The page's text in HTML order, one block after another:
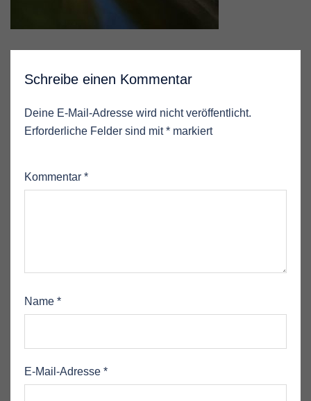
Schreibe einen Kommentar
Deine E-Mail-Adresse wird nicht veröffentlicht.
Erforderliche Felder sind mit* markiert
Kommentar *
Name *
E-Mail-Adresse *